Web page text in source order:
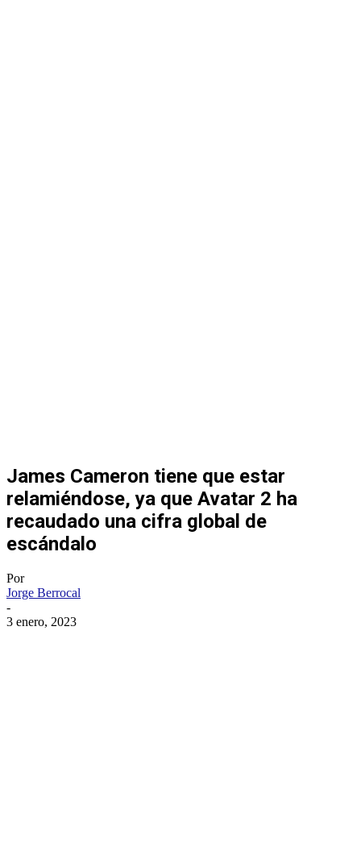
James Cameron tiene que estar
relamiéndose, ya que Avatar 2 ha
recaudado una cifra global de
escándalo
Por
Jorge Berrocal
-
3 enero, 2023